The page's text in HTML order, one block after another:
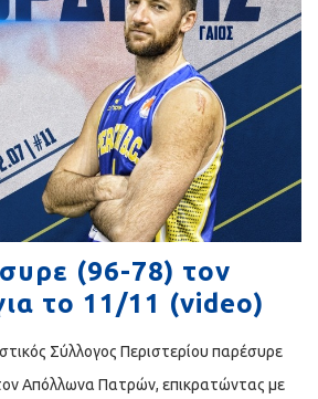
(96-78) τον
το 11/11 (video)
Σύλλογος Περιστερίου παρέσυρε
Απόλλωνα Πατρών, επικρατώντας με